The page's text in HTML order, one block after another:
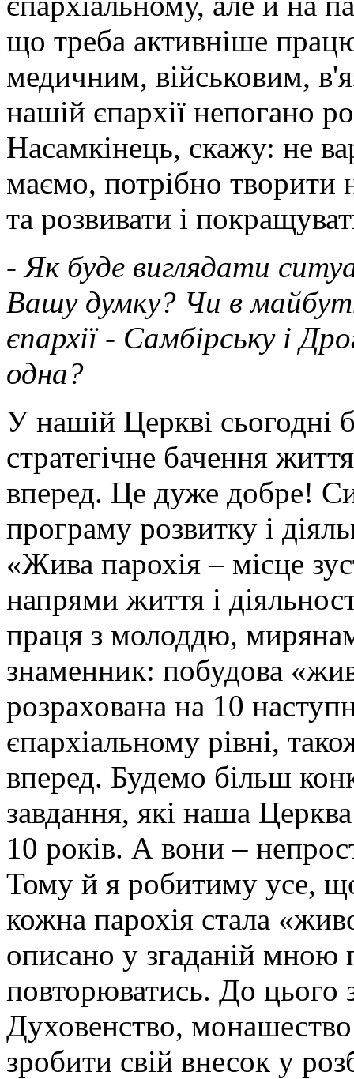
що треба активніше
медичним, військовим,
нашій єпархії непогано
Насамкінець, скажу: не
маємо, потрібно творити
та розвивати і
- Як буде виглядати
Вашу думку? Чи в
єпархії - Самбірську і
одна?
У нашій Церкві сьогодні
стратегічне бачення
вперед. Це дуже добре!
програму розвитку і
«Жива парохія – місце
напрями життя і
праця з молоддю,
знаменник: побудова
розрахована на 10
єпархіальному рівні,
вперед. Будемо більш
завдання, які наша
10 років. А вони –
Тому й я робитиму усе,
кожна парохія стала
описано у згаданій мною
повторюватись. До цього
Духовенство,
зробити свій внесок у